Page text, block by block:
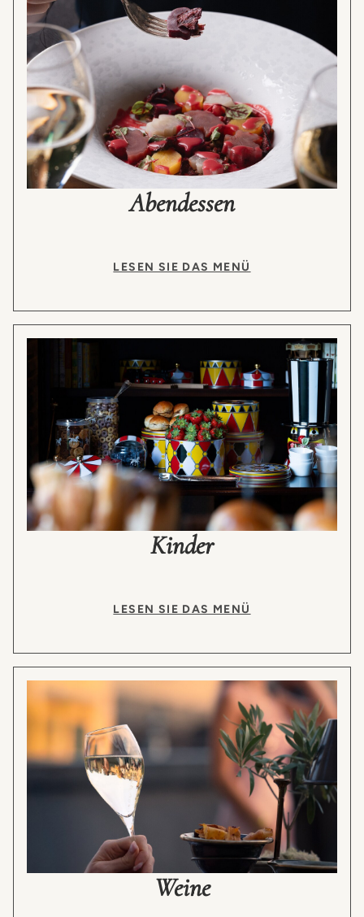
Abendessen
LESEN SIE DAS MENÜ
Kinder
LESEN SIE DAS MENÜ
Weine